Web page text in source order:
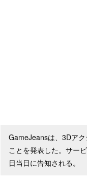
GameJeansは、3Dア
ことを発表した。サー
日当日に告知される。